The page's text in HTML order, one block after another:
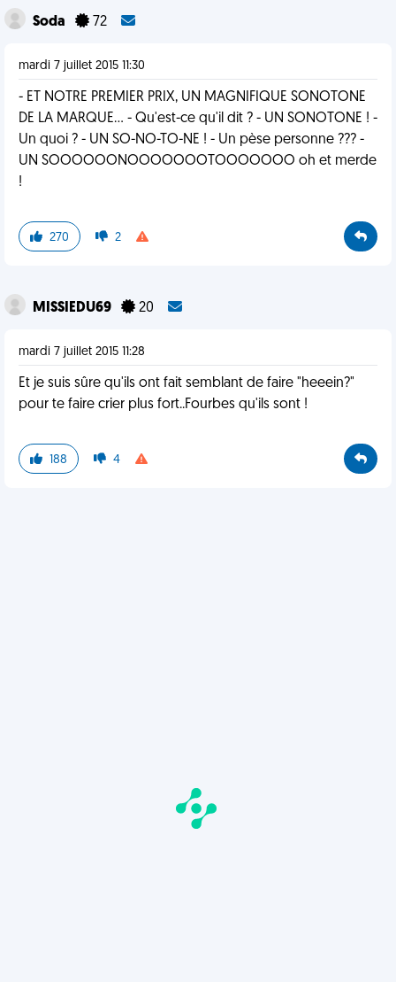
Soda 72
mardi 7 juillet 2015 11:30
- ET NOTRE PREMIER PRIX, UN MAGNIFIQUE SONOTONE
DE LA MARQUE... - Qu'est-ce qu'il dit ? - UN SONOTONE ! -
Un quoi ? - UN SO-NO-TO-NE ! - Un pèse personne ??? -
UN SOOOOOONOOOOOOOTOOOOOOO oh et merde
!
270 2
MISSIEDU69 20
mardi 7 juillet 2015 11:28
Et je suis sûre qu'ils ont fait semblant de faire "heeein?"
pour te faire crier plus fort..Fourbes qu'ils sont !
188 4